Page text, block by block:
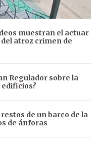
muestran el actuar
atroz crimen de
Regulador sobre la
de un barco de la
de ánforas